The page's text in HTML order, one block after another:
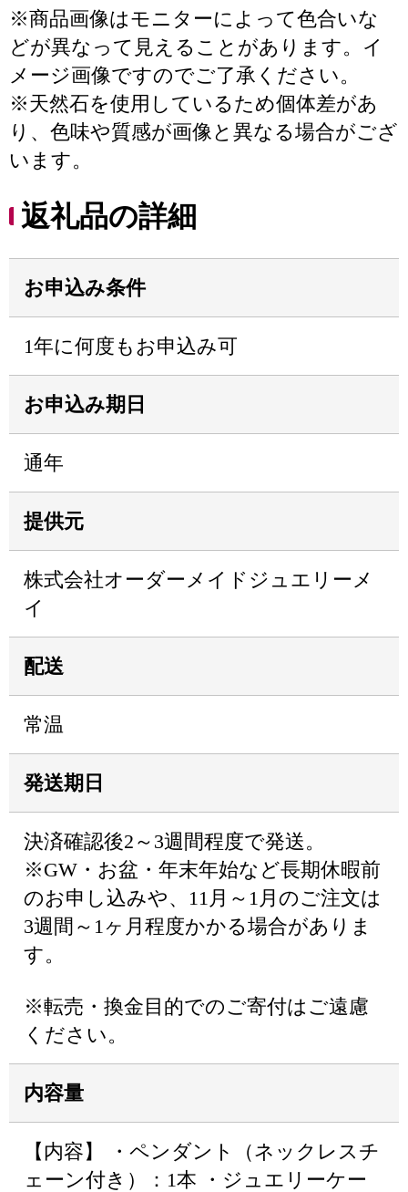
※商品画像はモニターによって色合いな
どが異なって見えることがあります。イ
メージ画像ですのでご了承ください。
※天然石を使用しているため個体差があ
り、色味や質感が画像と異なる場合がござ
います。
返礼品の詳細
お申込み条件
1年に何度もお申込み可
お申込み期日
通年
提供元
株式会社オーダーメイドジュエリーメ
イ
配送
常温
発送期日
決済確認後2～3週間程度で発送。
※GW・お盆・年末年始など長期休暇前
のお申し込みや、11月～1月のご注文は
3週間～1ヶ月程度かかる場合がありま
す。
※転売・換金目的でのご寄付はご遠慮
ください。
内容量
【内容】 ・ペンダント（ネックレスチ
ェーン付き）：1本 ・ジュエリーケー